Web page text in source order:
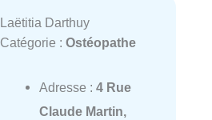
Laëtitia Darthuy
Catégorie : Ostéopathe
Adresse : 4 Rue
Claude Martin,